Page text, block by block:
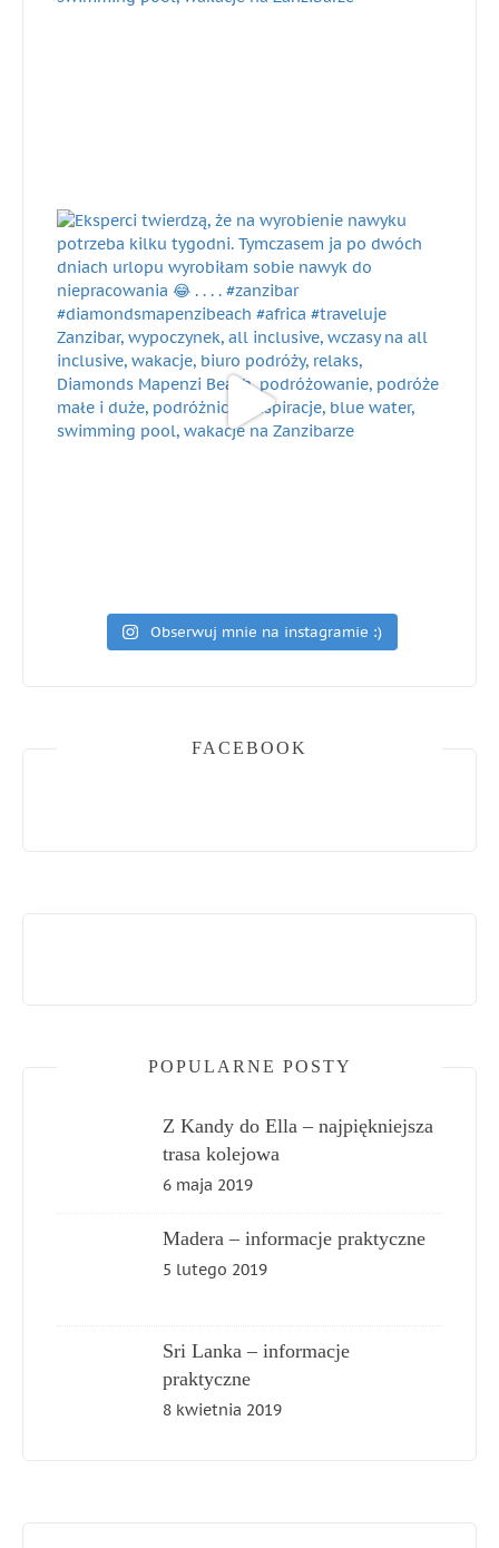
Obserwuj mnie na instagramie :)
FACEBOOK
POPULARNE POSTY
Z Kandy do Ella – najpiękniejsza
trasa kolejowa
6 maja 2019
Madera – informacje praktyczne
5 lutego 2019
Sri Lanka – informacje
praktyczne
8 kwietnia 2019